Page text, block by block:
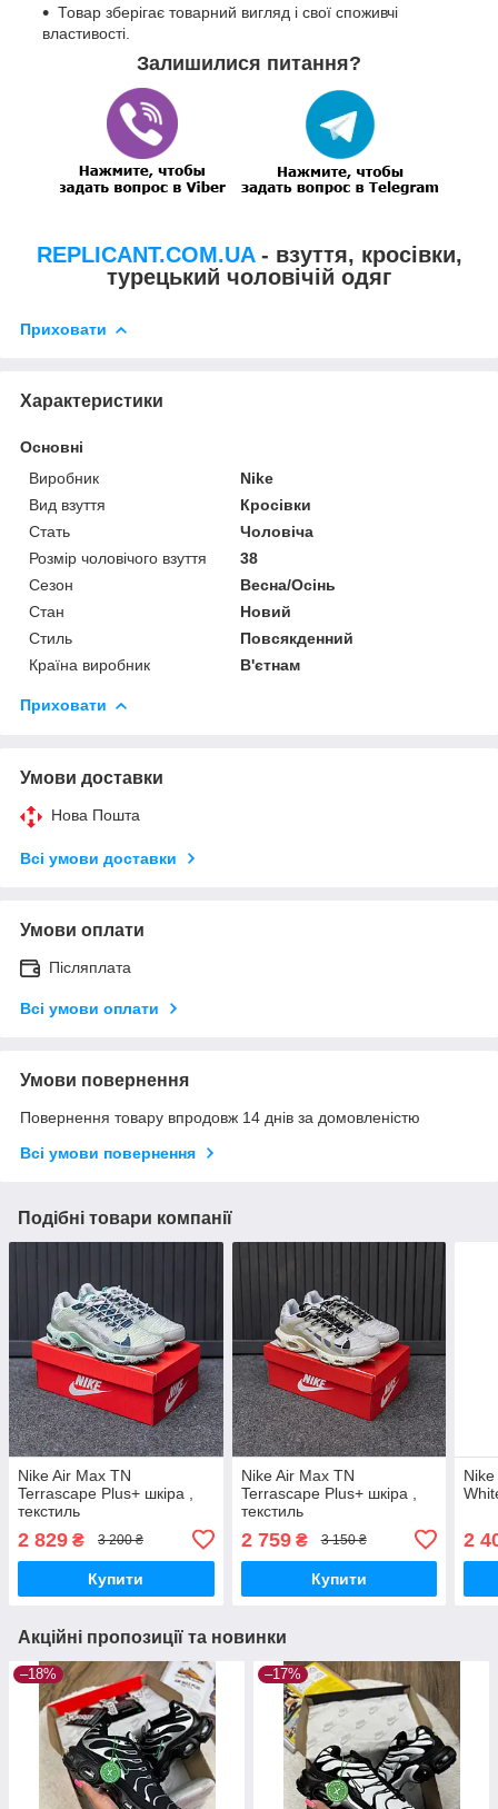
Товар зберігає товарний вигляд і свої споживчі
властивості.
Залишилися питання?
REPLICANT.COM.UA - взуття, кросівки,
турецький чоловічій одяг
Приховати
Характеристики
Основні
Виробник
Nike
Вид взуття
Кросівки
Стать
Чоловіча
Розмір чоловічого взуття
38
Сезон
Весна/Осінь
Стан
Новий
Стиль
Повсякденний
Країна виробник
В'єтнам
Приховати
Умови доставки
Нова Пошта
Всі умови доставки
Умови оплати
Післяплата
Всі умови оплати
Умови повернення
Повернення товару впродовж 14 днів за домовленістю
Всі умови повернення
Подібні товари компанії
Nike Air Max TN
Terrascape Plus+ шкіра ,
текстиль
2 829 ₴ 3 200 ₴
Купити
Nike Air Max TN
Terrascape Plus+ шкіра ,
текстиль
2 759₴ 3 150 ₴
Купити
2
Акційні пропозиції та новинки
–18% –17%